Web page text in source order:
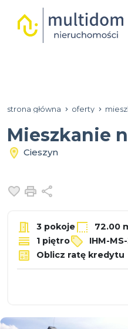
strona główna oferty
Mieszkanie
Cieszyn
Dodaj do ulubionych
Drukuj
3 pokoje 72.00
1 piętro
IHM-
Oblicz ratę kredytu